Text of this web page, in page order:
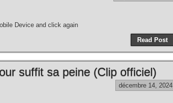
Device and click again
Read Post
suffit sa peine (Clip officiel)
décembre 14, 2024